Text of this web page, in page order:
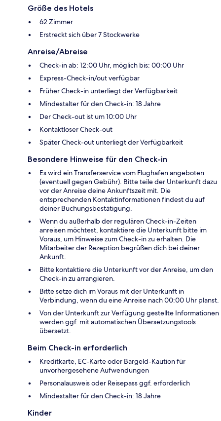
Größe des Hotels
62 Zimmer
Erstreckt sich über 7 Stockwerke
Anreise/Abreise
Check-in ab: 12:00 Uhr, möglich bis: 00:00 Uhr
Express-Check-in/out verfügbar
Früher Check-in unterliegt der Verfügbarkeit
Mindestalter für den Check-in: 18 Jahre
Der Check-out ist um 10:00 Uhr
Kontaktloser Check-out
Später Check-out unterliegt der Verfügbarkeit
Besondere Hinweise für den Check-in
Es wird ein Transferservice vom Flughafen angeboten
(eventuell gegen Gebühr). Bitte teile der Unterkunft dazu
vor der Anreise deine Ankunftszeit mit. Die
entsprechenden Kontaktinformationen findest du auf
deiner Buchungsbestätigung.
Wenn du außerhalb der regulären Check-in-Zeiten
anreisen möchtest, kontaktiere die Unterkunft bitte im
Voraus, um Hinweise zum Check-in zu erhalten. Die
Mitarbeiter der Rezeption begrüßen dich bei deiner
Ankunft.
Bitte kontaktiere die Unterkunft vor der Anreise, um den
Check-in zu arrangieren.
Bitte setze dich im Voraus mit der Unterkunft in
Verbindung, wenn du eine Anreise nach 00:00 Uhr planst.
Von der Unterkunft zur Verfügung gestellte Informationen
werden ggf. mit automatischen Übersetzungstools
übersetzt.
Beim Check-in erforderlich
Kreditkarte, EC-Karte oder Bargeld-Kaution für
unvorhergesehene Aufwendungen
Personalausweis oder Reisepass ggf. erforderlich
Mindestalter für den Check-in: 18 Jahre
Kinder